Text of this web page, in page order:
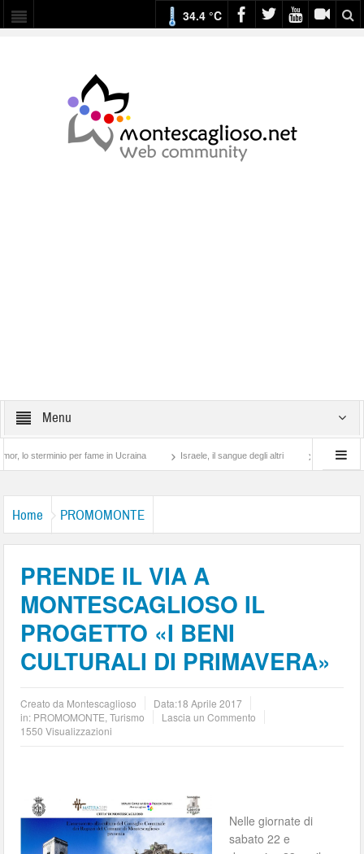
34.4 °C
Menu
per fame in Ucraina Israele, il sangue degli altri Lotta di classe… tra
Home PROMOMONTE
PRENDE IL VIA A
MONTESCAGLIOSO IL
PROGETTO «I BENI
CULTURALI DI PRIMAVERA»
Creato da Montescaglioso Data:18 Aprile 2017
in: PROMOMONTE ,Turismo
Lascia un Commento
1550 Visualizzazioni
Nelle giornate di
sabato 22 e